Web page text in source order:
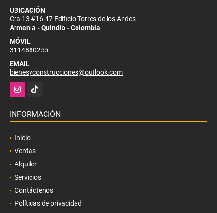
UBICACIÓN
Cra 13 #16-47 Edificio Torres de los Andes
Armenia - Quindío - Colombia
MÓVIL
3114880255
EMAIL
bienesyconstrucciones@outlook.com
Instagram
TikTok
INFORMACIÓN
Inicio
Ventas
Alquiler
Servicios
Contáctenos
Políticas de privacidad